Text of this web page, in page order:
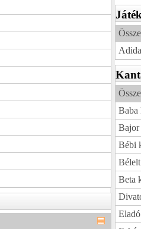
Baba
Bajor
Bébi
Beta